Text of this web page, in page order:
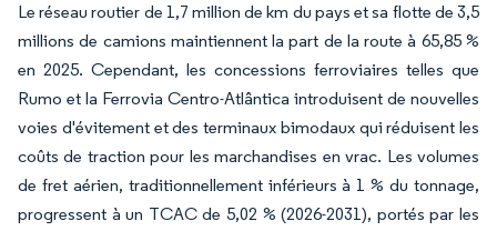
Le réseau routier de 1,7 million de km du pays et sa flotte de 3,5
millions de camions maintiennent la part de la route à 65,85 %
en 2025. Cependant, les concessions ferroviaires telles que
Rumo et la Ferrovia Centro-Atlântica introduisent de nouvelles
voies d'évitement et des terminaux bimodaux qui réduisent les
coûts de traction pour les marchandises en vrac. Les volumes
de fret aérien, traditionnellement inférieurs à 1 % du tonnage,
progressent à un TCAC de 5,02 % (2026-2031), portés par les